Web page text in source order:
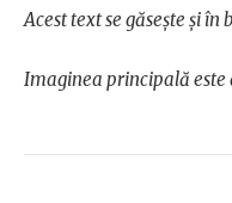
Acest text se găsește și
Imaginea principală